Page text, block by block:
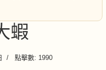
蝦
點擊數: 1990